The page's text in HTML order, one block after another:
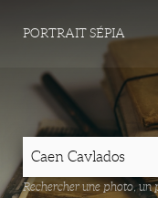
PORTRAIT SÉPIA
Rechercher une photo, un